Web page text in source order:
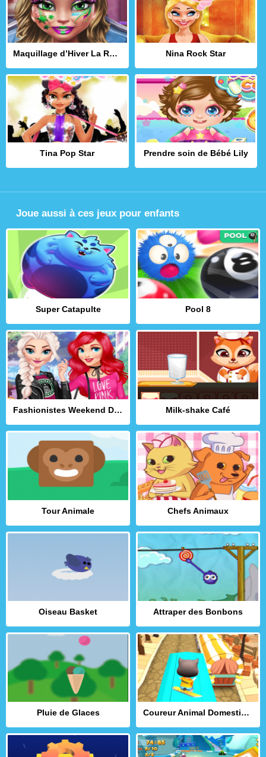
Maquillage d’Hiver La Reine des Neiges Nina Rock Star
Tina Pop Star Prendre soin de Bébé Lily
Joue aussi à ces jeux pour enfants
Super Catapulte Pool 8
Fashionistes Weekend Décontracté Milk-shake Café
Tour Animale Chefs Animaux
Oiseau Basket Attraper des Bonbons
Pluie de Glaces Coureur Animal Domestique